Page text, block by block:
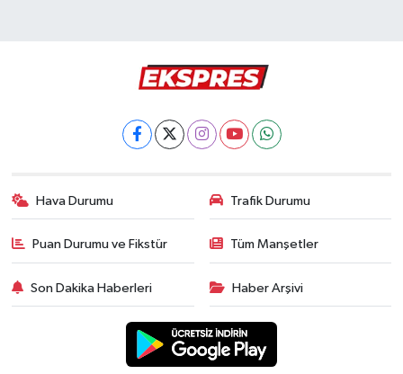
Hava Durumu Trafik Durumu
Puan Durumu ve Fikstür Tüm Manşetler
Son Dakika Haberleri Haber Arşivi